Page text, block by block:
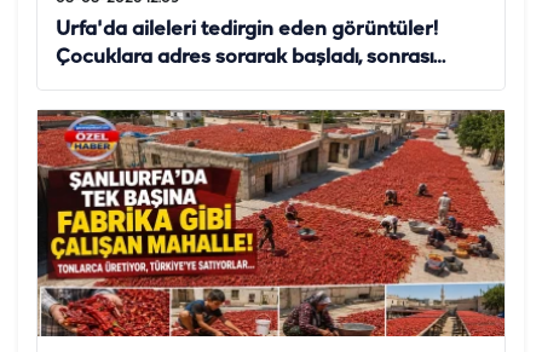
Urfa'da aileleri tedirgin eden görüntüler!
Çocuklara adres sorarak başladı, sonrası…